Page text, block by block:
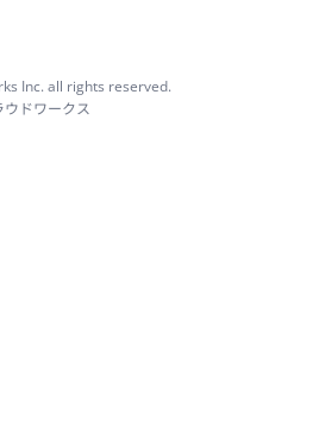
Inc. all rights reserved.
ドワークス